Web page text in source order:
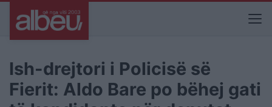
Ish-drejtori i Policisë së
Fierit: Aldo Bare po bëhej gati